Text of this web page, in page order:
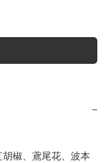
−
胡椒、鳶尾花、波本